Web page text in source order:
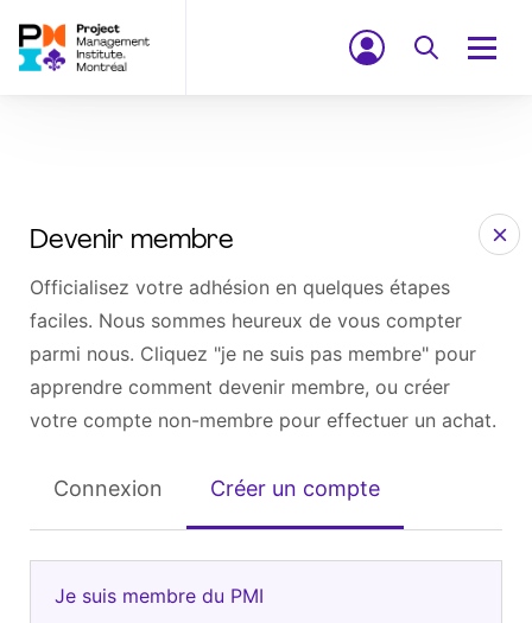
Devenir membre
Officialisez votre adhésion en quelques étapes
faciles. Nous sommes heureux de vous compter
parmi nous. Cliquez "je ne suis pas membre" pour
apprendre comment devenir membre, ou créer
votre compte non-membre pour effectuer un achat.
Connexion Créer un compte
Je suis membre du PMI